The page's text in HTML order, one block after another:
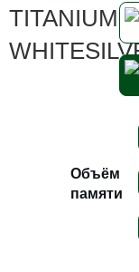
TITANIUM
Объём
памяти